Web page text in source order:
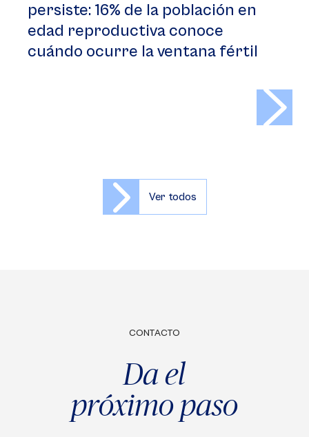
persiste: 16% de la población en
edad reproductiva conoce
cuándo ocurre la ventana fértil
Ver todos
CONTACTO
Da el
próximo paso